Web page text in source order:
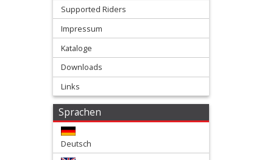
Kotflügel
Kotflügel
hinten
Kühlerspoiler
Nummerntafeln
Supported Riders
Impressum
Kataloge
Downloads
Links
Sprachen
Deutsch